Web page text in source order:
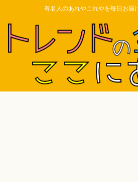
有名人のあれやこれやを毎日お届